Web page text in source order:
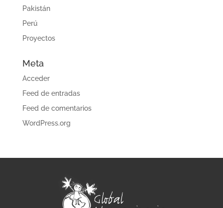
Pakistán
Perú
Proyectos
Meta
Acceder
Feed de entradas
Feed de comentarios
WordPress.org